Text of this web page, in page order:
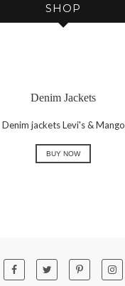
SHOP
Denim Jackets
Denim jackets Levi's & Mango
BUY NOW